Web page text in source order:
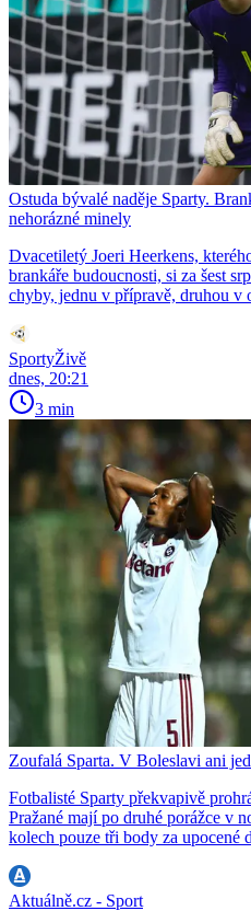
Ostuda bývalé naděje Sparty.
nehorázné minely
Dvacetiletý Joeri Heerkens,
brankáře budoucnosti, si za šest
chyby, jednu v přípravě, druhou v
SportyŽivě
dnes, 20:21
3 min
Zoufalá Sparta. V Boleslavi ani
Fotbalisté Sparty překvapivě
Pražané mají po druhé porážce v
kolech pouze tři body za upocené
Aktuálně.cz - Sport